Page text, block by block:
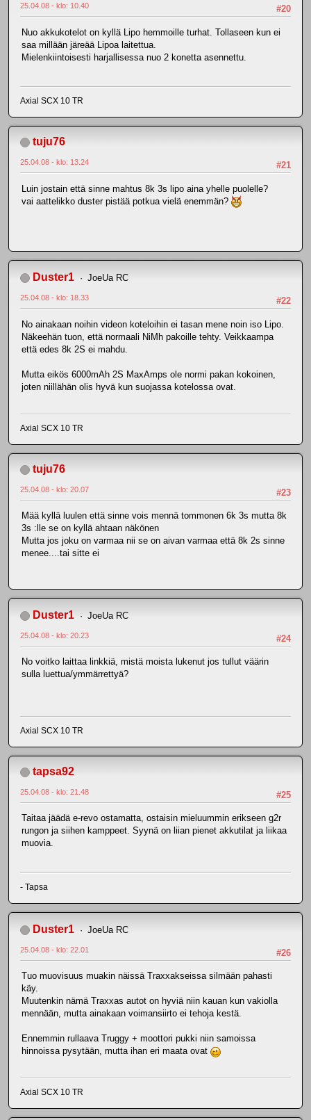
#20
25.04.08 - klo: 10.40
Nuo akkukotelot on kyllä Lipo hemmoille turhat. Tollaseen kun ei
saa millään järeää Lipoa laitettua.
Mielenkiintoisesti harjallisessa nuo 2 konetta asennettu.
Axial SCX 10 TR
tuju76
#21
25.04.08 - klo: 13.24
Luin jostain että sinne mahtus 8k 3s lipo aina yhelle puolelle?
vai aattelikko duster pistää potkua vielä enemmän?
Duster1 JoeUa RC
#22
25.04.08 - klo: 18.33
No ainakaan noihin videon koteloihin ei tasan mene noin iso Lipo.
Näkeehän tuon, että normaali NiMh pakoille tehty. Veikkaampa
että edes 8k 2S ei mahdu.
Mutta eikös 6000mAh 2S MaxAmps ole normi pakan kokoinen,
joten niillähän olis hyvä kun suojassa kotelossa ovat.
Axial SCX 10 TR
tuju76
#23
25.04.08 - klo: 20.07
Mää kyllä luulen että sinne vois mennä tommonen 6k 3s mutta 8k
3s :lle se on kyllä ahtaan näkönen
Mutta jos joku on varmaa nii se on aivan varmaa että 8k 2s sinne
menee....tai sitte ei
Duster1 JoeUa RC
#24
25.04.08 - klo: 20.23
No voitko laittaa linkkiä, mistä moista lukenut jos tullut väärin
sulla luettua/ymmärrettyä?
Axial SCX 10 TR
tapsa92
#25
25.04.08 - klo: 21.48
Taitaa jäädä e-revo ostamatta, ostaisin mieluummin erikseen g2r
rungon ja siihen kamppeet. Syynä on liian pienet akkutilat ja liikaa
muovia.
- Tapsa
Duster1 JoeUa RC
#26
25.04.08 - klo: 22.01
Tuo muovisuus muakin näissä Traxxakseissa silmään pahasti
käy.
Muutenkin nämä Traxxas autot on hyviä niin kauan kun vakiolla
mennään, mutta ainakaan voimansiirto ei tehoja kestä.
Ennemmin rullaava Truggy + moottori pukki niin samoissa
hinnoissa pysytään, mutta ihan eri maata ovat
Axial SCX 10 TR